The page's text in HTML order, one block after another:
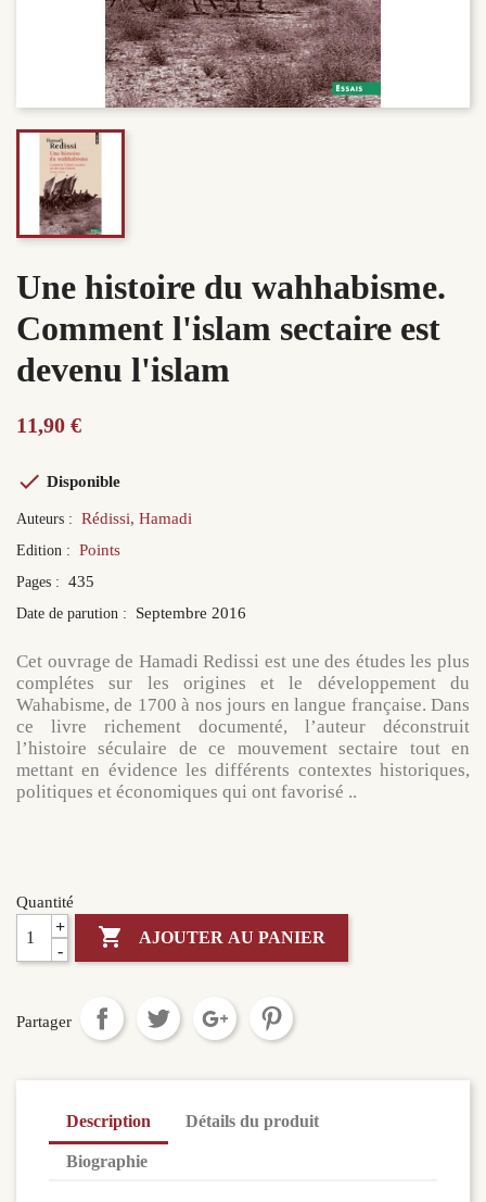
Une histoire du wahhabisme.
Comment l'islam sectaire est
devenu l'islam
11,90 €
 Disponible
Auteurs : Rédissi, Hamadi
Edition : Points
Pages : 435
Date de parution : Septembre 2016
Cet ouvrage de Hamadi Redissi est une des études les plus
complétes sur les origines et le développement du
Wahabisme, de 1700 à nos jours en langue française. Dans
ce livre richement documenté, l’auteur déconstruit
l’histoire séculaire de ce mouvement sectaire tout en
mettant en évidence les différents contextes historiques,
politiques et économiques qui ont favorisé ..
Quantité
+
 AJOUTER AU PANIER
Partager
Description Détails du produit
Biographie